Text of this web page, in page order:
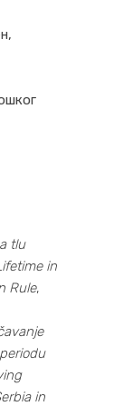
tlu
in
Rule,
in